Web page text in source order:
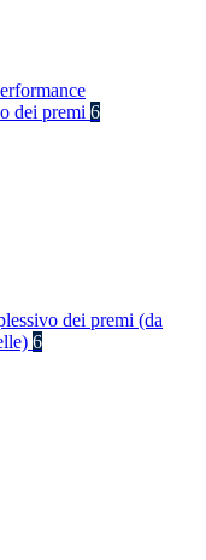
dei premi 6
dei premi (da
6